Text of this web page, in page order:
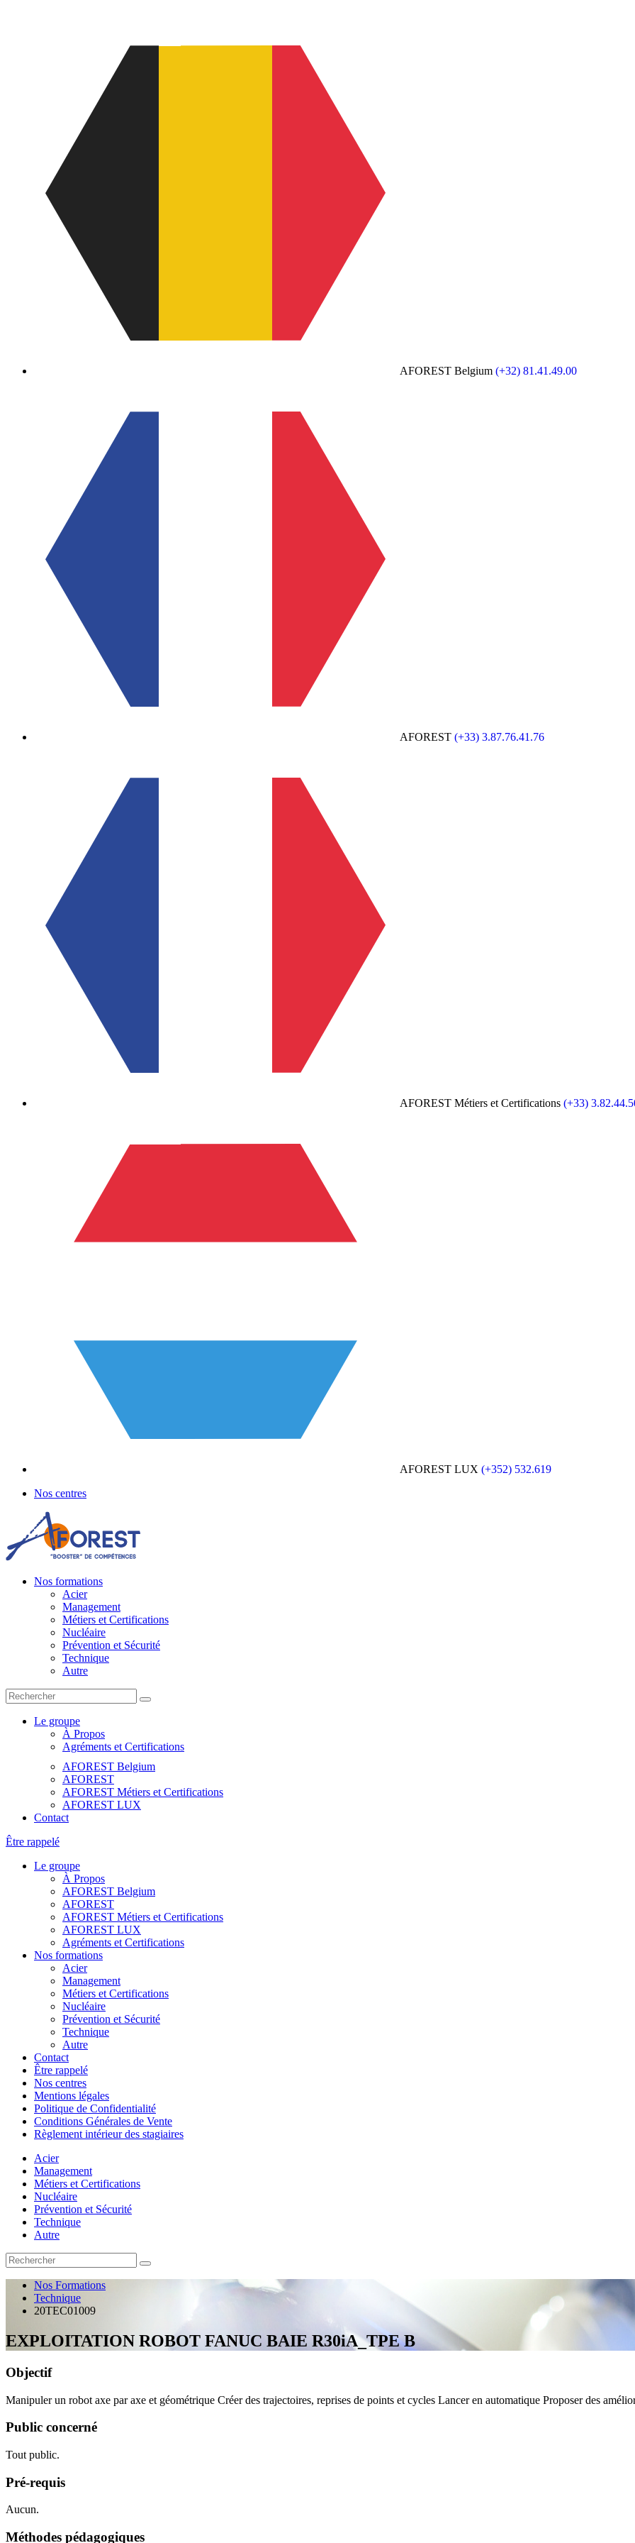
AFOREST Belgium (+32) 81.41.49.00
AFOREST (+33) 3.87.76.41.76
AFOREST Métiers et Certifications (+33)
AFOREST LUX (+352) 532.619
Nos centres
Nos formations
Acier
Management
Métiers et Certifications
Nucléaire
Prévention et Sécurité
Technique
Autre
Le groupe
À Propos
Agréments et Certifications
AFOREST Belgium
AFOREST
AFOREST Métiers et Certifications
AFOREST LUX
Contact
Être rappelé
Le groupe
À Propos
AFOREST Belgium
AFOREST
AFOREST Métiers et Certifications
AFOREST LUX
Agréments et Certifications
Nos formations
Acier
Management
Métiers et Certifications
Nucléaire
Prévention et Sécurité
Technique
Autre
Contact
Être rappelé
Nos centres
Mentions légales
Politique de Confidentialité
Conditions Générales de Vente
Règlement intérieur des stagiaires
Acier
Management
Métiers et Certifications
Nucléaire
Prévention et Sécurité
Technique
Autre
Nos Formations
Technique
20TEC01009
EXPLOITATION ROBOT FANUC BAIE R30iA_TPE B
Objectif
Manipuler un robot axe par axe et géométrique Créer des trajectoires, reprises de points et cycles Lancer en automatique Proposer des
Public concerné
Tout public.
Pré-requis
Aucun.
Méthodes pédagogiques